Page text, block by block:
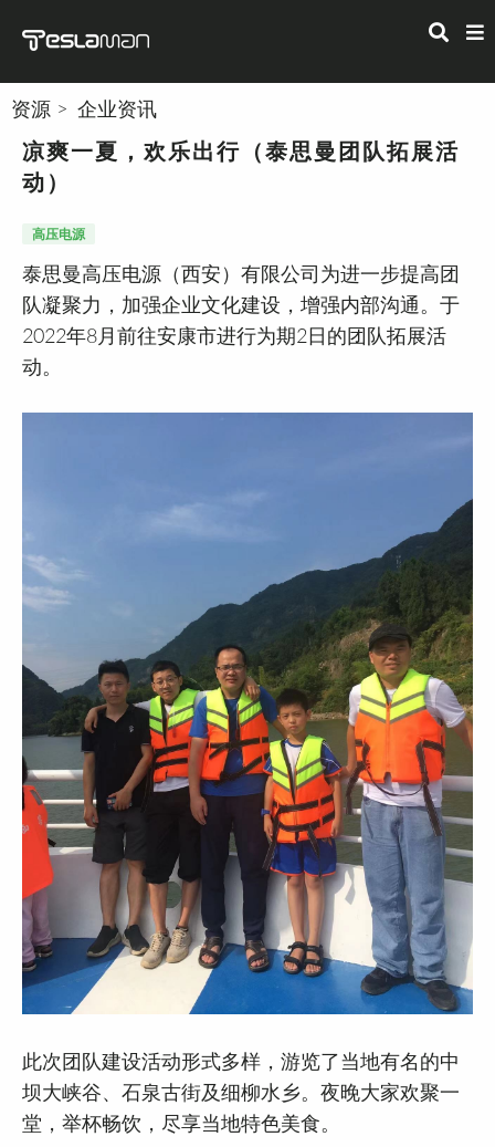
资源 企业资讯
凉爽一夏，欢乐出行（泰思曼团队拓展活
动）
高压电源
泰思曼高压电源（西安）有限公司为进一步提高团
队凝聚力，加强企业文化建设，增强内部沟通。于
2022年8月前往安康市进行为期2日的团队拓展活
动。
此次团队建设活动形式多样，游览了当地有名的中
坝大峡谷、石泉古街及细柳水乡。夜晚大家欢聚一
堂，举杯畅饮，尽享当地特色美食。